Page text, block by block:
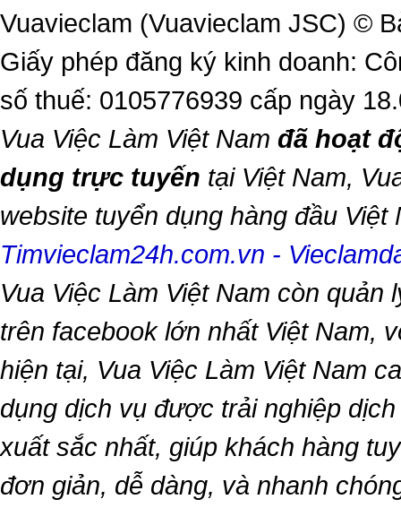
Vuavieclam (Vuavieclam JSC) ©
Giấy phép đăng ký kinh doanh:
số thuế: 0105776939 cấp ngày
Vua Việc Làm Việt Nam đã hoạt
dụng trực tuyến tại Việt Nam,
website tuyển dụng hàng đầu
Timvieclam24h.com.vn -
Vua Việc Làm Việt Nam còn quản
trên facebook lớn nhất Việt Nam,
hiện tại, Vua Việc Làm Việt Nam
dụng dịch vụ được trải nghiệp
xuất sắc nhất, giúp khách hàng
đơn giản, dễ dàng, và nhanh